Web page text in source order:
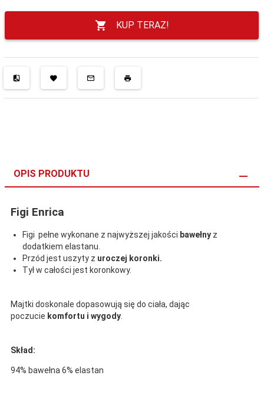
KUP TERAZ!
OPIS PRODUKTU
Figi Enrica
Figi pełne wykonane z najwyższej jakości bawełny z
dodatkiem elastanu.
Przód jest uszyty z uroczej koronki.
Tył w całości jest koronkowy.
Majtki doskonale dopasowują się do ciała, dając
poczucie komfortu i wygody
Skład:
94% bawełna 6% elastan